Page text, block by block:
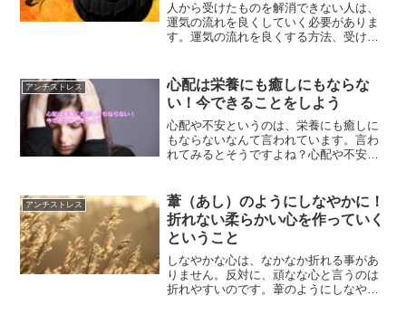
人から受けたものを解消できない人は、
運気の流れを良くしていく必要がありま
す。運気の流れを良くする方法、受けた
き事とは？
アンチストレス
心配は栄養にも癒しにもならな
い！今できることをしよう
心配や不安というのは、栄養にも癒しに
もならないなんて言われています。言わ
れてみるとそうですよね？心配や不安に
とです。心配や不安から解放される方法
とは？
アンチストレス
葦（あし）のようにしなやかに！
折れない柔らかい心を作っていく
ということ
しなやかな心は、なかなか折れる事があ
りません。反対に、頑なな心と言うのは
折れやすいのです。葦のようにしなやか